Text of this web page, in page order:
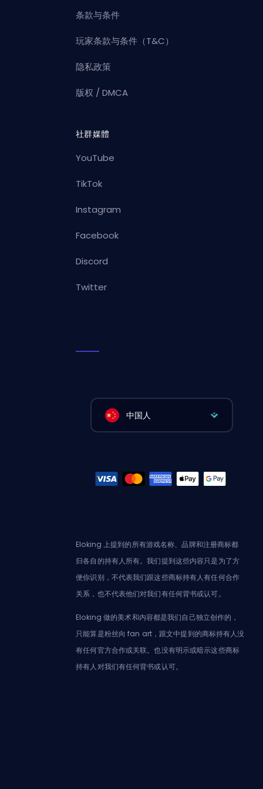
条款与条件
玩家条款与条件（T&C）
隐私政策
版权 / DMCA
社群媒體
YouTube
TikTok
Instagram
Facebook
Discord
Twitter
中国人
Eloking 上提到的所有游戏名称、品牌和注册商标都
归各自的持有人所有。我们提到这些内容只是为了方
便你识别，不代表我们跟这些商标持有人有任何合作
关系，也不代表他们对我们有任何背书或认可。
Eloking 做的美术和内容都是我们自己独立创作的，
只能算是粉丝向 fan art，跟文中提到的商标持有人没
有任何官方合作或关联。也没有明示或暗示这些商标
持有人对我们有任何背书或认可。